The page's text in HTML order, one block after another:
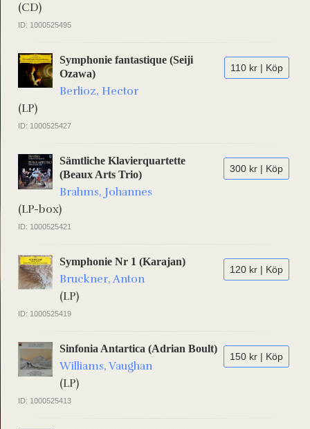
(CD)
ID: 1000525495
110 kr | Köp
Symphonie fantastique (Seiji
Ozawa)
Berlioz, Hector
(LP)
ID: 1000525427
300 kr | Köp
Sämtliche Klavierquartette
(Beaux Arts Trio)
Brahms, Johannes
(LP-box)
ID: 1000525421
120 kr | Köp
Symphonie Nr 1 (Karajan)
Bruckner, Anton
(LP)
ID: 1000525419
150 kr | Köp
Sinfonia Antartica (Adrian Boult)
Williams, Vaughan
(LP)
ID: 1000525413